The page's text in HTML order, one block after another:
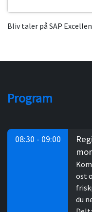
Bliv taler på SAP
Program
08:30 - 09:00
ost
du